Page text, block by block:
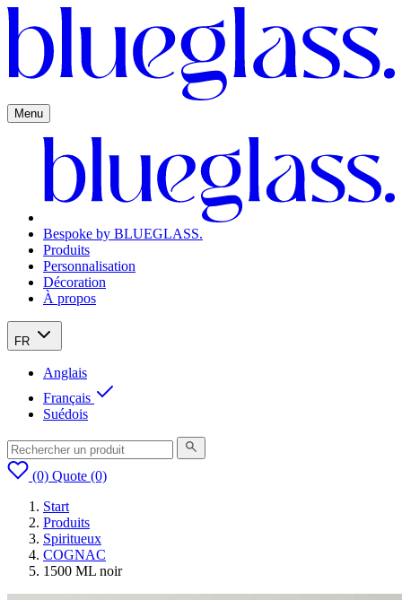
Menu
Bespoke by BLUEGLASS.
Produits
Personnalisation
Décoration
À propos
FR
Anglais
Français
Suédois
(0) Quote (0)
Start
Produits
Spiritueux
COGNAC
1500 ML noir